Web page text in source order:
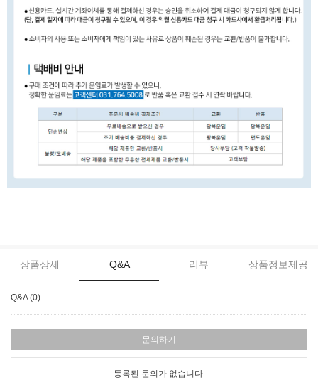
상품상세 Q&A 리뷰 상품정보제공
Q&A (0)
문의하기
등록된 문의가 없습니다.